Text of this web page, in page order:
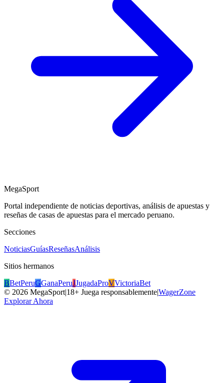
MegaSport
Portal independiente de noticias deportivas, análisis de apuestas y
reseñas de casas de apuestas para el mercado peruano.
Secciones
NoticiasGuíasReseñasAnálisis
Sitios hermanos
BBetPeruGGanaPeruJJugadaProVVictoriaBet
© 2026 MegaSport|18+ Juega responsablemente|WagerZone
Explorar Ahora